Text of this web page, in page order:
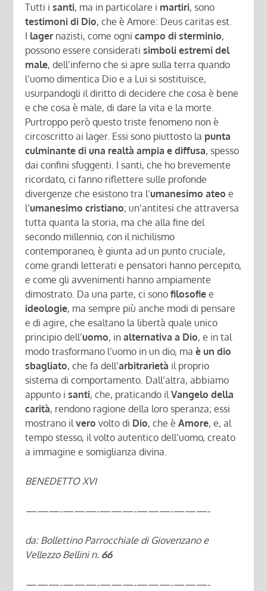
Tutti isanti, ma in particolare i martiri, sono
testimoni di Dio, che è Amore: Deus caritas est.
I lager nazisti, come ognicampo di sterminio,
possono essere consideratisimboli estremi del
male, dell’inferno che si apre sulla terra quando
l’uomo dimentica Dio e a Lui si sostituisce,
usurpandogli il diritto di decidere che cosa è bene
e che cosa è male, di dare la vita e la morte.
Purtroppo però questo triste fenomeno non è
circoscritto ai lager. Essi sono piuttosto la punta
culminante di una realtà ampia e diffusa, spesso
dai confini sfuggenti. I santi, che ho brevemente
ricordato, ci fanno riflettere sulle profonde
divergenze che esistono tra l’umanesimo ateo e
l’umanesimo cristiano; un’antitesi che attraversa
tutta quanta la storia, ma che alla fine del
secondo millennio, con il nichilismo
contemporaneo, è giunta ad un punto cruciale,
come grandi letterati e pensatori hanno percepito,
e come gli avvenimenti hanno ampiamente
dimostrato. Da una parte, ci sonofilosofie e
ideologie, ma sempre più anche modi di pensare
e di agire, che esaltano la libertà quale unico
principio dell’uomo, inalternativa a Dio, e in tal
modo trasformano l’uomo in un dio, maè un dio
sbagliato, che fa dell’arbitrarietà il proprio
sistema di comportamento. Dall’altra, abbiamo
appunto isanti, che, praticando ilVangelo della
carità, rendono ragione della loro speranza; essi
mostrano ilvero volto di Dio, che èAmore, e, al
tempo stesso, il volto autentico dell’uomo, creato
a immagine e somiglianza divina.
BENEDETTO XVI
———-———-———-———-———-
da: Bollettino Parrocchiale di Giovenzano e
Vellezzo Bellini n. 66
———-———-———-———-———-